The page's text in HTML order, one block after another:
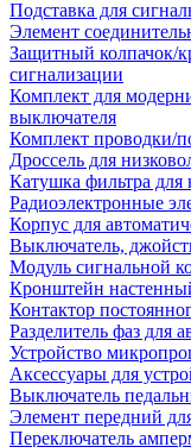
Подставка для
Элемент
Защитный колпачок/
сигнализации
Комплект для
выключателя
Комплект проводки/
Дроссель для
Катушка фильтра для
Радиоэлектронные
Корпус для
Выключатель,
Модуль сигнальной
Кронштейн
Контактор
Разделитель фаз для
Устройство
Аксессуары для
Выключатель
Элемент передний
Переключатель